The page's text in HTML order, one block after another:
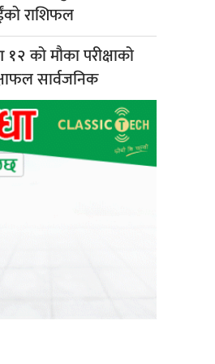
राशिफल
१२को मौका परीक्षाको
सार्वजनिक